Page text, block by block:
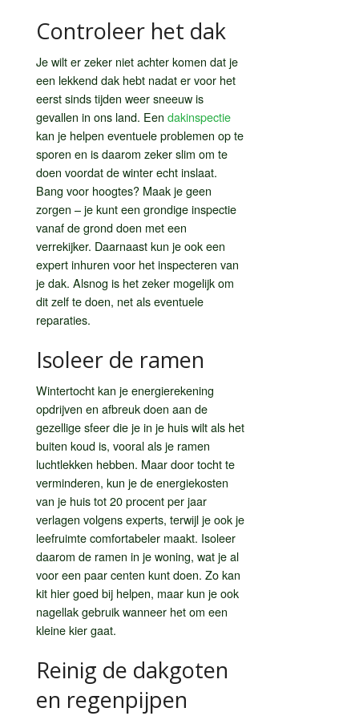
Controleer het dak
Je wilt er zeker niet achter komen dat je
een lekkend dak hebt nadat er voor het
eerst sinds tijden weer sneeuw is
gevallen in ons land. Een dakinspectie
kan je helpen eventuele problemen op te
sporen en is daarom zeker slim om te
doen voordat de winter echt inslaat.
Bang voor hoogtes? Maak je geen
zorgen – je kunt een grondige inspectie
vanaf de grond doen met een
verrekijker. Daarnaast kun je ook een
expert inhuren voor het inspecteren van
je dak. Alsnog is het zeker mogelijk om
dit zelf te doen, net als eventuele
reparaties.
Isoleer de ramen
Wintertocht kan je energierekening
opdrijven en afbreuk doen aan de
gezellige sfeer die je in je huis wilt als het
buiten koud is, vooral als je ramen
luchtlekken hebben. Maar door tocht te
verminderen, kun je de energiekosten
van je huis tot 20 procent per jaar
verlagen volgens experts, terwijl je ook je
leefruimte comfortabeler maakt. Isoleer
daarom de ramen in je woning, wat je al
voor een paar centen kunt doen. Zo kan
kit hier goed bij helpen, maar kun je ook
nagellak gebruik wanneer het om een
kleine kier gaat.
Reinig de dakgoten
en regenpijpen